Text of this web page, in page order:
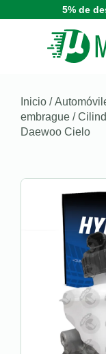
5% de
Inicio /
embrague /
Daewoo Cielo